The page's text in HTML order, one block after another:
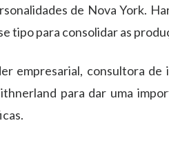
de Nova York.
tipo para consolidar as
empresarial, consultora de
para dar uma